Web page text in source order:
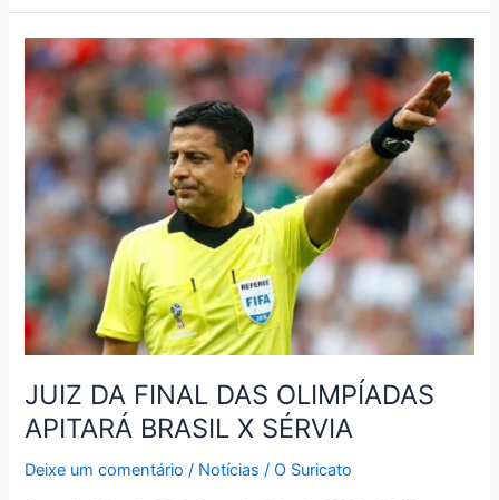
JOGOS
DA
COPA
RÚSSIA
2018
–
OITAVAS
JUIZ DA FINAL DAS OLIMPÍADAS
APITARÁ BRASIL X SÉRVIA
Deixe um comentário / Notícias /O Suricato